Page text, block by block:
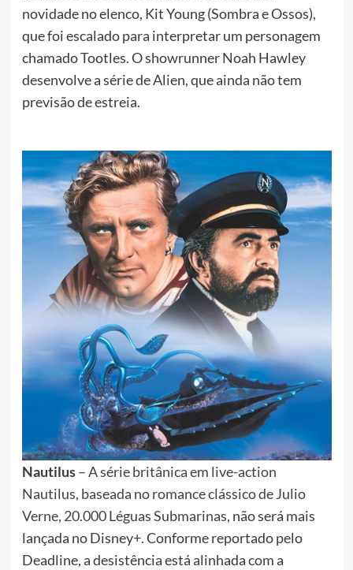
novidade no elenco, Kit Young (Sombra e Ossos),
que foi escalado para interpretar um personagem
chamado Tootles. O showrunner Noah Hawley
desenvolve a série de Alien, que ainda não tem
previsão de estreia.
Nautilus–A série britânica em live-action
Nautilus, baseada no romance clássico de Julio
Verne, 20.000 Léguas Submarinas, não será mais
lançada no Disney+. Conforme reportado pelo
Deadline, a desistência está alinhada com a